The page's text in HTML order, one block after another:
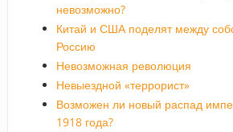
невозможно?
Китай и США поделят между
Россию
Невозможная революция
Невыездной «террорист»
Возможен ли новый распад
1918 года?